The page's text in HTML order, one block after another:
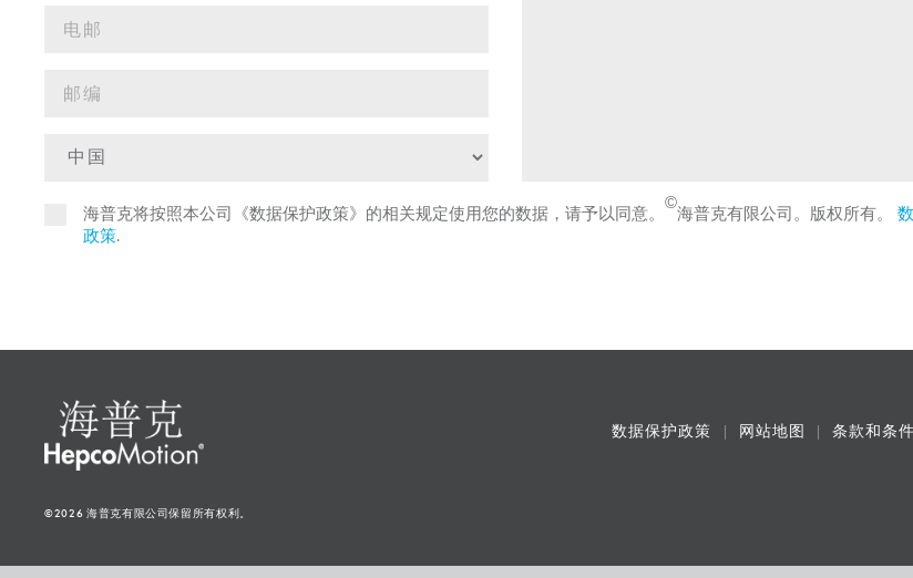
海普克将按照本公司《数据保护政策》的相关规定使用您的数据，请予以同意。
©
海普克有限公司。版权所有。
政策.
数据保护政策 网站地图 条款和条件
©2026 海普克有限公司保留所有权利。